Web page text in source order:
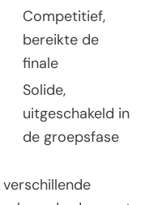
Competitief,
bereikte de
finale
Solide,
uitgeschakeld in
de groepsfase